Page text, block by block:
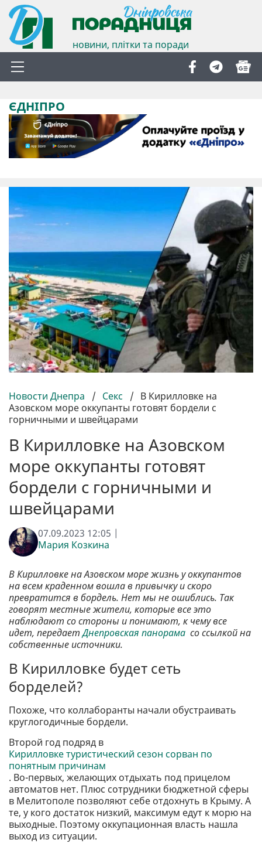
новини, плітки та поради
ЄДНІПРО
Новости Днепра / Секс / В Кирилловке на
Азовском море оккупанты готовят бордели с
горничными и швейцарами
В Кирилловке на Азовском
море оккупанты готовят
бордели с горничными и
швейцарами
07.09.2023 12:05 |
Мария Козкина
В Кирилловке на Азовском море жизнь у оккупантов
на всем краденном вошла в привычку и скоро
превратится в бордель. Нет мы не ошиблись. Так
говорят местные жители, которые все это
наблюдают со стороны и понимают, к чему все
идет, передаетДнепровская панорама со ссылкой на
собственные источники.
В Кирилловке будет сеть
борделей?
Похоже, что коллаборанты начали обустраивать
круглогодичные бордели.
Второй год подряд в
Кирилловке туристический сезон сорван по
понятным причинам
. Во-первых, желающих отдыхать под прицелом
автоматов нет. Плюс сотрудники бюджетной сферы
в Мелитополе позволяют себе отдохнуть в Крыму. А
те, у кого достаток низкий, максимум едут к морю на
выходные. Поэтому оккупационная власть нашла
выход из ситуации.